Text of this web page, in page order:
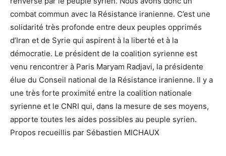
combat commun avec la Résistance iranienne. C’est une
solidarité très profonde entre deux peuples opprimés
d’Iran et de Syrie qui aspirent à la liberté et à la
démocratie. Le président de la coalition syrienne est
venu rencontrer à Paris Maryam Radjavi, la présidente
élue du Conseil national de la Résistance iranienne. Il y a
une très forte proximité entre la coalition nationale
syrienne et le CNRI qui, dans la mesure de ses moyens,
apporte toutes les aides possibles au peuple syrien.
Propos recueillis par Sébastien MICHAUX